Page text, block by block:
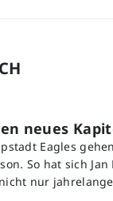
neues
Eagles
So hat sich
nur